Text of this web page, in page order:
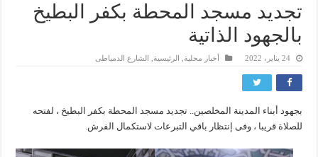
تجديد مسجد المحطة بكفر البطيخ
بالجهود الذاتية
24 يناير، 2022 أخبار محلية الرئيسية الشارع الدمياطى
بجهود أبناء المدينة المخلصين.. تجديد مسجد المحطة بكفر البطيخ ، لفتحه
للصلاة قريبا ، وفى إنتظار باقي التبرعات لاستكمال الفرش.